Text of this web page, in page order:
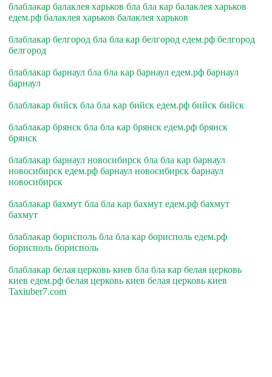
блаблакар балаклея харьков бла бла кар балаклея харьков
едем.рф балаклея харьков балаклея харьков
блаблакар белгород бла бла кар белгород едем.рф белгород
белгород
блаблакар барнаул бла бла кар барнаул едем.рф барнаул
барнаул
блаблакар бийск бла бла кар бийск едем.рф бийск бийск
блаблакар брянск бла бла кар брянск едем.рф брянск
брянск
блаблакар барнаул новосибирск бла бла кар барнаул
новосибирск едем.рф барнаул новосибирск барнаул
новосибирск
блаблакар бахмут бла бла кар бахмут едем.рф бахмут
бахмут
блаблакар борисполь бла бла кар борисполь едем.рф
борисполь борисполь
блаблакар белая церковь киев бла бла кар белая церковь
киев едем.рф белая церковь киев белая церковь киев
Taxiuber7.com